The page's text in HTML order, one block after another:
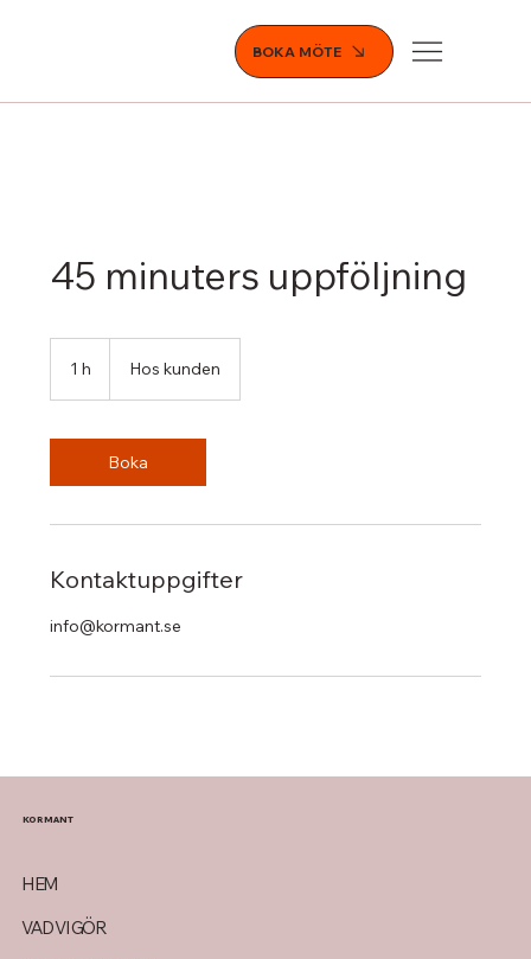
BOKA MÖTE
45 minuters uppföljning
1 h Hos kunden
Boka
Kontaktuppgifter
info@kormant.se
KORMANT
HEM
VAD VI GÖR